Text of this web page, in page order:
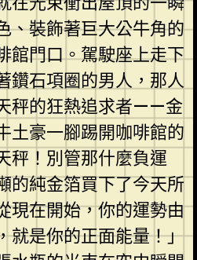
、裝飾著巨大公牛角的
館門口。駕駛座上走下
鑽石項圈的男人，那人
秤的狂熱追求者——金
土豪一腳踢開咖啡館的
秤！別管那什麼負運
的純金箔買下了今天所
現在開始，你的運勢由
就是你的正面能量！」